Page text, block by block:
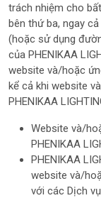
trách nhiệm cho
bên thứ ba, ngay
(hoặc sử dụng
của PHENIKAA
website và/hoặc
kể cả khi website
PHENIKAA
Website và/
PHENIKAA
PHENIKAA
website và/
với các Dịch